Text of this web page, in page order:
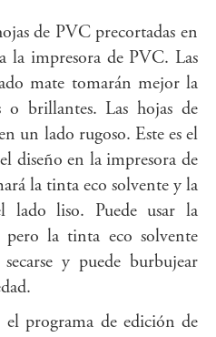
de PVC precortadas en
la impresora de PVC. Las
mate tomarán mejor la
o brillantes. Las hojas de
un lado rugoso. Este es el
diseño en la impresora de
la tinta eco solvente y la
lado liso. Puede usar la
la tinta eco solvente
y puede burbujear
programa de edición de